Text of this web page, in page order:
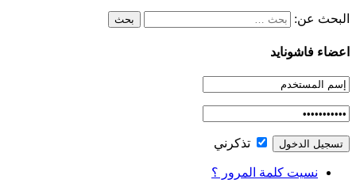
البحث عن:
اعضاء فاشونايد
تذكرني
نسيت كلمة المرور ؟